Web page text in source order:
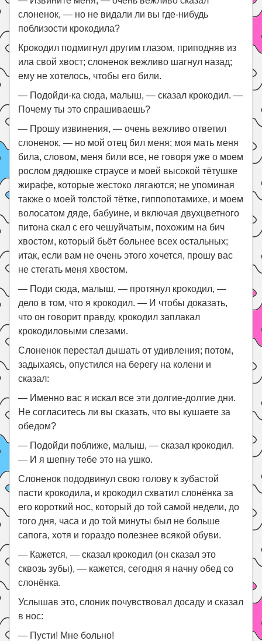
слоненок, — но не видали ли вы где-нибудь
поблизости крокодила?
Крокодил подмигнул другим глазом, приподняв из
ила свой хвост; слоненок вежливо шагнул назад;
ему не хотелось, чтобы его били.
— Подойди-ка сюда, малыш, — сказал крокодил. —
Почему ты это спрашиваешь?
— Прошу извинения, — очень вежливо ответил
слоненок, — но мой отец бил меня; моя мать меня
била, словом, меня били все, не говоря уже о моем
рослом дядюшке страусе и моей высокой тётушке
жирафе, которые жестоко лягаются; не упоминая
также о моей толстой тётке, гиппопотамихе, и моем
волосатом дяде, бабуине, и включая двухцветного
питона скал с его чешуйчатым, похожим на бич
хвостом, который бьёт больнее всех остальных;
итак, если вам не очень этого хочется, прошу вас
не стегать меня хвостом.
— Поди сюда, малыш, — протянул крокодил, —
дело в том, что я крокодил. — И чтобы доказать,
что он говорит правду, крокодил заплакал
крокодиловыми слезами.
Слоненок перестал дышать от удивления; потом,
задыхаясь, опустился на берегу на колени и
сказал:
— Именно вас я искал все эти долгие-долгие дни.
Не согласитесь ли вы сказать, что вы кушаете за
обедом?
— Подойди поближе, малыш, — сказал крокодил.
— И я шепну тебе это на ушко.
Слоненок пододвинул свою голову к зубастой
пасти крокодила, и крокодил схватил слонёнка за
его короткий нос, который до той самой недели, до
того дня, часа и до той минуты был не больше
сапога, хотя и гораздо полезнее всякой обуви.
— Кажется, — сказал крокодил (он сказал это
сквозь зубы), — кажется, сегодня я начну обед со
слонёнка.
Услышав это, слоник почувствовал досаду и сказал
в нос:
— Пусти! Мне больно!